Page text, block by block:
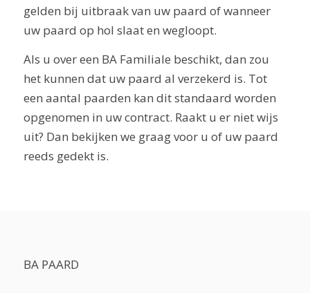
gelden bij uitbraak van uw paard of wanneer
uw paard op hol slaat en wegloopt.
Als u over een BA Familiale beschikt, dan zou
het kunnen dat uw paard al verzekerd is. Tot
een aantal paarden kan dit standaard worden
opgenomen in uw contract. Raakt u er niet wijs
uit? Dan bekijken we graag voor u of uw paard
reeds gedekt is.
BA PAARD